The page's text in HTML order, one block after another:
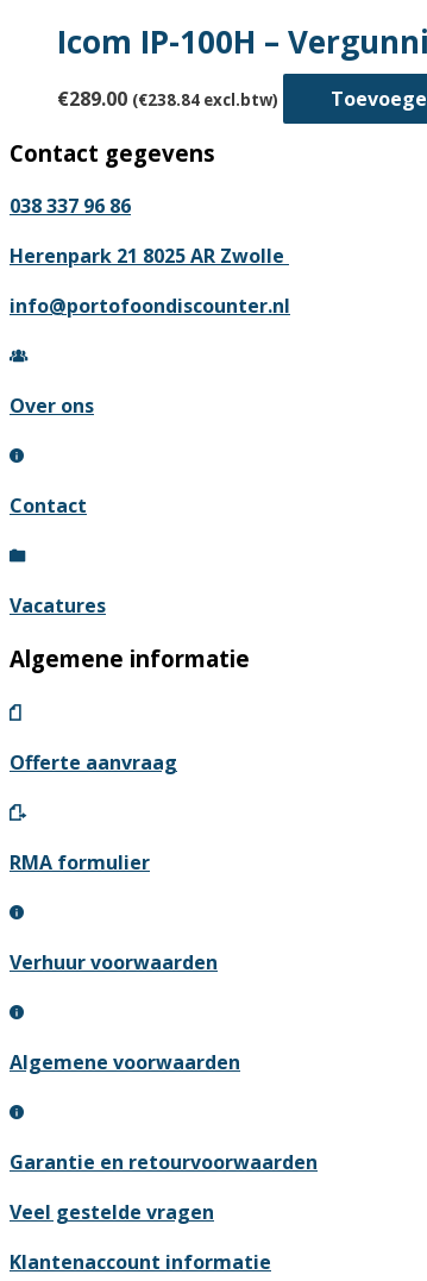
Icom IP-100H –
€289.00 (€238.84 excl.btw)
Contact gegevens
038 337 96 86
Herenpark 21 8025 AR Zwolle
info@portofoondiscounter.nl
Over ons
Contact
Vacatures
Algemene informatie
Offerte aanvraag
RMA formulier
Verhuur voorwaarden
Algemene voorwaarden
Garantie en retourvoorwaarden
Veel gestelde vragen
Klantenaccount informatie